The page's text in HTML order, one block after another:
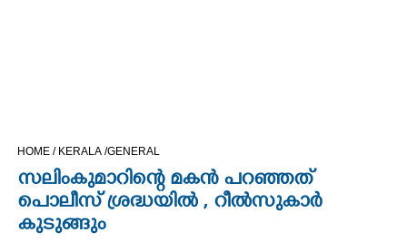
CINEMA
OPINION
HOME / KERALA /GENERAL
സലിംകുമാറിന്റെ മകൻ പറഞ്ഞത്
പൊലീസ് ശ്രദ്ധയിൽ , റീൽസുകാർ
കുടുങ്ങും